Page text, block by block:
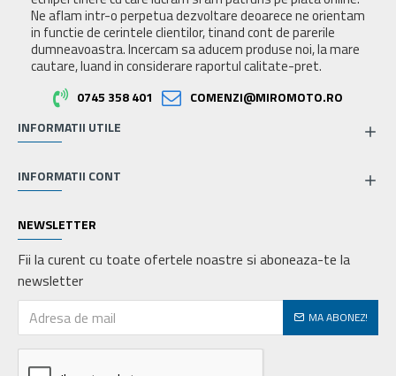
Ne aflam intr-o perpetua dezvoltare deoarece ne orientam
in functie de cerintele clientilor, tinand cont de parerile
dumneavoastra. Incercam sa aducem produse noi, la mare
cautare, luand in considerare raportul calitate-pret.
0745 358 401
COMENZI@MIROMOTO.RO
INFORMATII UTILE
INFORMATII CONT
NEWSLETTER
Fii la curent cu toate ofertele noastre si aboneaza-te la
newsletter
MA ABONEZ!